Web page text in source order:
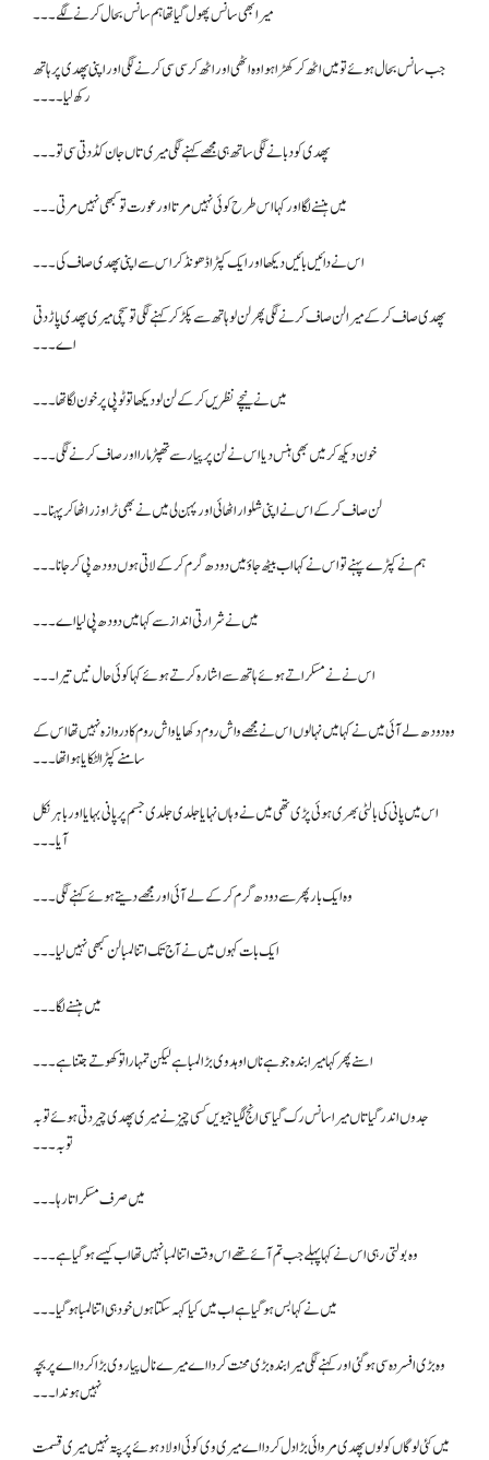
میرا بھی سانس پھول گیا تھا ہم سانس بحال کرنے لگے ۔۔۔
جب سانس بحال ہوئے تو میں اٹھ کر کھڑا ہوا وہ اٹھی اور اٹھ کر سی سی کرنے لگی اور اپنی پھدی پر ہاتھ
رکھ لیا۔۔۔۔
پھدی کو دبانے لگی ساتھ ہی مجھے کہنے لگی میری تاں جان کڈ دتی سی تو ۔۔۔
میں ہنسنے لگا اور کہا اس طرح کوئی نہیں مرتا اور عورت تو کبھی نہیں مرتی۔۔۔
اس نے دائیں بائیں دیکھا اور ایک کپڑا ڈھونڈ کر اس سے اپنی پھدی صاف کی۔۔۔
پھدی صاف کرکے میرا لن صاف کرنے لگی پھر لن لو ہاتھ سے پکڑ کر کہنے لگی تو سچی میری پھدی پاڑ دتی
اے۔۔۔
میں نے نیچے نظریں کرکے لن لو دیکھا تو ٹوپی پر خون لگا تھا۔۔۔
خون دیکھ کر میں بھی ہنس دیا اس نے لن پر پیار سے تھپڑ مارا اور صاف کرنے لگی۔۔۔
لن صاف کر کے اس نے اپنی شلوار اٹھائی اور پہن لی میں نے بھی ٹراوزر اٹھا کر پہنا۔۔
ہم نے کپڑے پہنے تو اس نے کہا اب بیٹھ جاؤ میں دودھ گرم کرکے لاتی ہوں دودھ پی کر جانا۔۔۔
میں نے شرارتی انداز سے کہا میں دودھ پی لیا اے ۔۔۔
اس نے نے مسکراتے ہوئے ہاتھ سے اشارہ کرتے ہوئے کہا کوئی حال نیں تیرا۔۔۔
وہ دودھ لے آئی میں نے کہا میں نہا لوں اس نے مجھے واش روم دکھایا واش روم کا دروازہ نہیں تھا اس کے
سامنے کپڑا لٹکایا ہوا تھا۔۔۔
اس میں پانی کی بالٹی بھری ہوئی پڑی تھی میں نے وہاں نہایا جلدی جلدی جسم پر پانی بہایا اور باہر نکل
آیا۔۔۔
وہ ایک بار پھر سے دودھ گرم کرکے لے آئی اور مجھے دیتے ہوئے کہنے لگی۔۔۔
ایک بات کہوں میں نے آج تک اتنا لمبا لن کبھی نہیں لیا۔۔۔
میں ہنسنے لگا ۔۔۔
اسنے پھر کہا میرا بندہ جو ہے ناں اوہد وی بڑا لمبا ہے لیکن تمہارا تو کھوتے جتنا ہے ۔۔۔
جدوں اندر گیا تاں میرا سانس رک گیا سی انج لگیا جیویں کسی چیز نے میری پھدی چیر دتی ہوئے توبہ
توبہ۔۔۔
میں صرف مسکراتا رہا۔۔۔
وہ بولتی رہی اس نے کہا پہلے جب تم آئے تھے اس وقت اتنا لمبا نہیں تھا اب کیسے ہو گیا ہے۔۔۔
میں نے کہا بس ہو گیا ہے اب میں کیا کہہ سکتا ہوں خود ہی اتنا لمبا ہو گیا۔۔۔
وہ بڑی افسردہ سی ہو گئی اور کہنے لگی میرا بندہ بڑی محنت کر دا اے میرے نال پیار وی بڑا کردا اے پر بچہ
نہیں ہوندا۔۔۔
میں کئی لوگاں کولوں پھدی مروائی بڑا دل کردا اے میری وی کوئی اولاد ہوئے پر پتہ نہیں میری قسمت